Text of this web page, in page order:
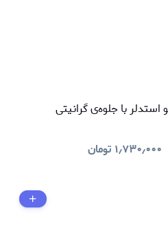
۱٫۷۳۰٫۰۰۰ تومان